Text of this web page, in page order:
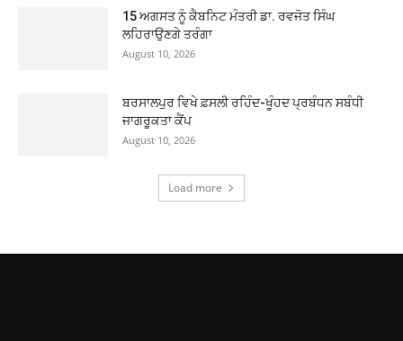
15 ਅਗਸਤ ਨੂੰ ਕੈਬਨਿਟ ਮੰਤਰੀ ਡਾ. ਰਵਜੋਤ ਸਿੰਘ
ਲਹਿਰਾਉਣਗੇ ਤਰੰਗਾ
August 10, 2026
ਬਰਸਾਲਪੁਰ ਵਿਖੇ ਫ਼ਸਲੀ ਰਹਿੰਦ-ਖੂੰਹਦ ਪ੍ਰਬੰਧਨ ਸਬੰਧੀ
ਜਾਗਰੂਕਤਾ ਕੈਂਪ
August 10, 2026
Load more